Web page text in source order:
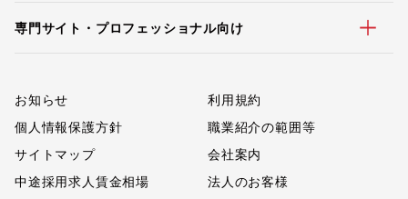
専門サイト・プロフェッショナル向け
お知らせ
利用規約
個人情報保護方針
職業紹介の範囲等
サイトマップ
会社案内
中途採用求人賃金相場
法人のお客様